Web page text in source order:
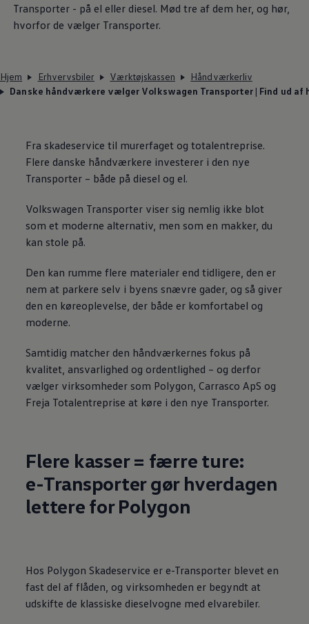
Transporter - på el eller diesel. Mød tre af dem her, og hør,
hvorfor de vælger Transporter.
Hjem Erhvervsbiler Værktøjskassen
Håndværkerliv
Danske håndværkere vælger Volkswagen Transporter | Find ud af
Fra skadeservice til murerfaget og totalentreprise.
Flere danske håndværkere investerer i den nye
Transporter – både på diesel og el.
Volkswagen Transporter viser sig nemlig ikke blot
som et moderne alternativ, men som en makker, du
kan stole på.
Den kan rumme flere materialer end tidligere, den er
nem at parkere selv i byens snævre gader, og så giver
den en køreoplevelse, der både er komfortabel og
moderne.
Samtidig matcher den håndværkernes fokus på
kvalitet, ansvarlighed og ordentlighed – og derfor
vælger virksomheder som Polygon, Carrasco ApS og
Freja Totalentreprise at køre i den nye Transporter.
Flere kasser = færre ture:
e-Transporter gør hverdagen
lettere for Polygon
Hos Polygon Skadeservice er e-Transporter blevet en
fast del af flåden, og virksomheden er begyndt at
udskifte de klassiske dieselvogne med elvarebiler.